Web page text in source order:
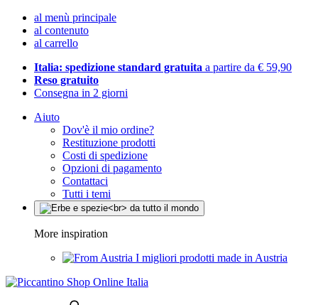
al menù principale
al contenuto
al carrello
Italia: spedizione standard gratuita a partire da € 59,90
Reso gratuito
Consegna in 2 giorni
Aiuto
Dov'è il mio ordine?
Restituzione prodotti
Costi di spedizione
Opzioni di pagamento
Contattaci
Tutti i temi
More inspiration
I migliori prodotti made in Austria